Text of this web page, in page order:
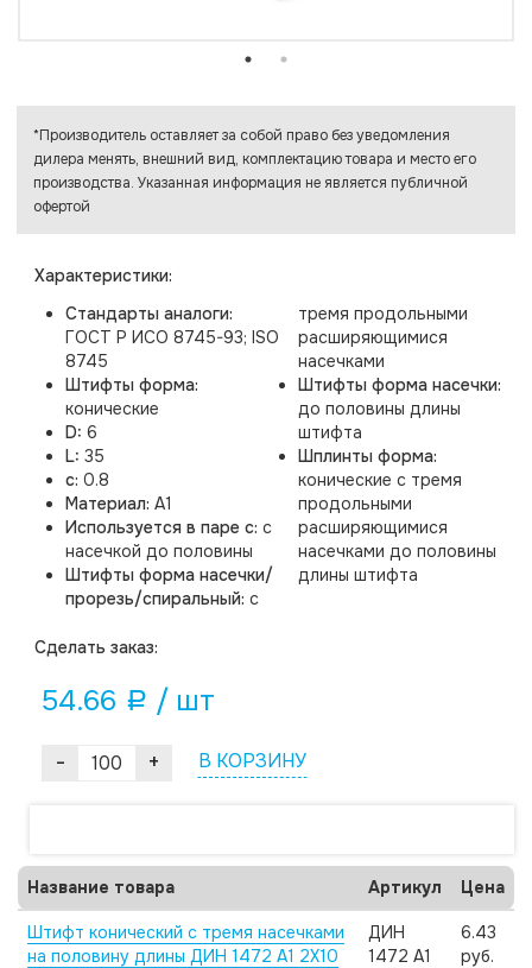
Характеристики:
Стандарты аналоги:
ГОСТ Р ИСО 8745-93; ISO
8745
Штифты форма:
конические
D: 6
L: 35
c: 0.8
Материал: A1
Используется в паре с: с
насечкой до половины
Штифты форма насечки/
прорезь/спиральный: с
тремя продольными
расширяющимися
насечками
Штифты форма насечки:
до половины длины
штифта
Шплинты форма:
конические с тремя
продольными
расширяющимися
насечками до половины
длины штифта
Cделать заказ:
54.66 a / шт
- + В КОРЗИНУ
*Производитель оставляет за собой право без уведомления
дилера менять, внешний вид, комплектацию товара и место его
производства. Указанная информация не является публичной
офертой
Название товара Артикул Цена
Штифт конический с тремя насечками
на половину длины ДИН 1472 А1 2X10
ДИН
1472 А1
6.43
руб.